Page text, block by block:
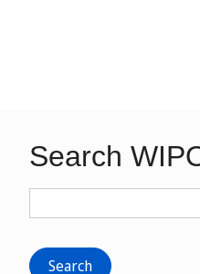
Search
Search